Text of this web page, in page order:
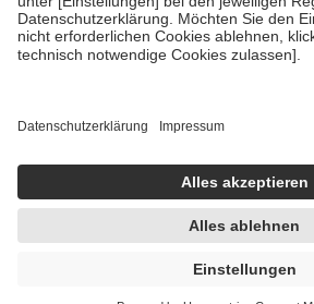
• empfohlenen Schutzimpfungen
• Harn- und Blutteststreifen
getroffen, um sicherzustellen, dass es sich
https://help.etrusted.com/hc/de/articles/
Einige Bilder und Inhalte wurden unter